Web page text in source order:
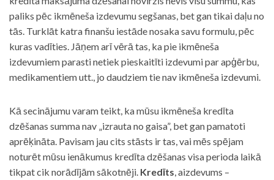
paliks pēc ikmēneša izdevumu segšanas, bet gan tikai daļu no
tās. Turklāt katra finanšu iestāde nosaka savu formulu, pēc
kuras vadīties. Jāņem arī vērā tas, ka pie ikmēneša
izdevumiem parasti netiek pieskaitīti izdevumi par apģērbu,
medikamentiem utt., jo daudziem tie nav ikmēneša izdevumi.
Kā secinājumu varam teikt, ka mūsu ikmēneša kredīta
dzēšanas summa nav „izrauta no gaisa”, bet gan pamatoti
aprēķināta. Pavisam jau cits stāsts ir tas, vai mēs spējam
noturēt mūsu ienākumus kredīta dzēšanas visa perioda laikā
tikpat cik norādījām sākotnēji. Kredīts, aizdevums –